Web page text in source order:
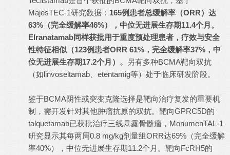
MajesTEC-1研究数据： 165例患者总缓解率（ORR）达
63%（完全缓解率46%），中位无进展生存期11.4个月。
Elranatamab同样获批用于重度预处理患者，疗效与安全
性特征相似（123例患者ORR 61%，完全缓解率37%，中
位无进展生存期17.2个月）。
另有多种BCMA靶向双抗
（如linvoseltamab、etentamig等）处于临床研发阶段。
鉴于BCMA阴性或突变克隆选择是靶向治疗复发的重要机
制，需开发针对其他肿瘤抗原的双抗。靶向GPRC5D的
talquetamab已获批治疗三线暴露骨髓瘤，MonumenTAL-1
研究显示其每两周0.8 mg/kg剂量组ORR达69%（完全缓解
率40%），中位无进展生存期11.2个月。靶向FcRH5的